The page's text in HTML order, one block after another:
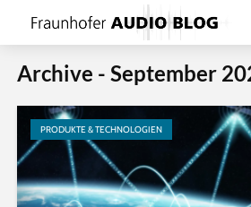
Archive - September
PRODUKTE & TECHNOLOGIEN